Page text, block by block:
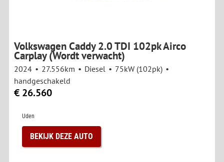
Volkswagen Caddy 2.0 TDI 102pk Airco
Carplay (Wordt verwacht)
2024 27.556km Diesel
75kW (102pk)
handgeschakeld
€ 26.560
Uden
BEKIJK DEZE AUTO